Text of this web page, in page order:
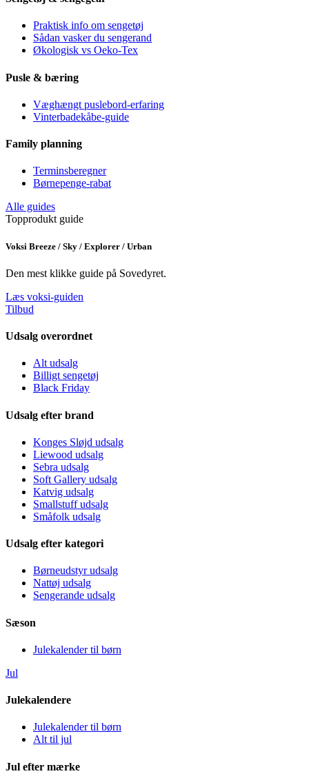
Praktisk info om sengetøj
Sådan vasker du sengerand
Økologisk vs Oeko-Tex
Pusle & bæring
Væghængt puslebord-erfaring
Vinterbadekåbe-guide
Family planning
Terminsberegner
Børnepenge-rabat
Alle guides
Topprodukt guide
Voksi Breeze / Sky / Explorer / Urban
Den mest klikke guide på Sovedyret.
Læs voksi-guiden
Tilbud
Udsalg overordnet
Alt udsalg
Billigt sengetøj
Black Friday
Udsalg efter brand
Konges Sløjd udsalg
Liewood udsalg
Sebra udsalg
Soft Gallery udsalg
Katvig udsalg
Smallstuff udsalg
Småfolk udsalg
Udsalg efter kategori
Børneudstyr udsalg
Nattøj udsalg
Sengerande udsalg
Sæson
Julekalender til børn
Jul
Julekalendere
Julekalender til børn
Alt til jul
Jul efter mærke